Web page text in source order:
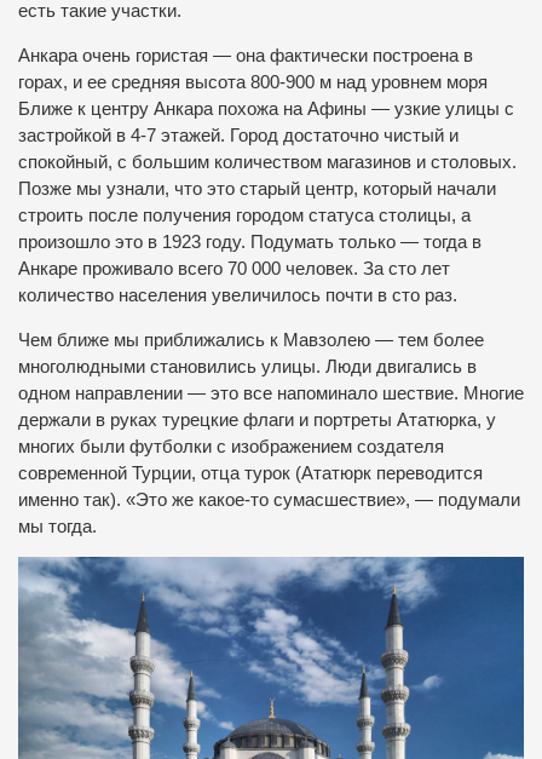
есть такие участки.
Анкара очень гористая — она фактически построена в
горах, и ее средняя высота 800-900 м над уровнем моря
Ближе к центру Анкара похожа на Афины — узкие улицы с
застройкой в 4-7 этажей. Город достаточно чистый и
спокойный, с большим количеством магазинов и столовых.
Позже мы узнали, что это старый центр, который начали
строить после получения городом статуса столицы, а
произошло это в 1923 году. Подумать только — тогда в
Анкаре проживало всего 70 000 человек. За сто лет
количество населения увеличилось почти в сто раз.
Чем ближе мы приближались к Мавзолею — тем более
многолюдными становились улицы. Люди двигались в
одном направлении — это все напоминало шествие. Многие
держали в руках турецкие флаги и портреты Ататюрка, у
многих были футболки с изображением создателя
современной Турции, отца турок (Ататюрк переводится
именно так). «Это же какое-то сумасшествие», — подумали
мы тогда.